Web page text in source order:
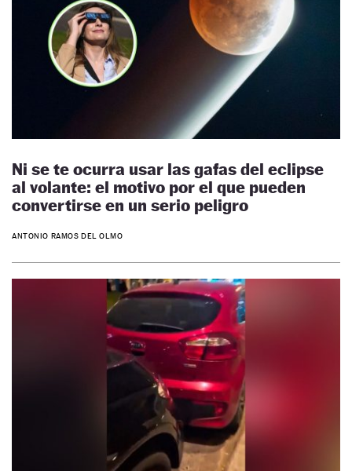
Ni se te ocurra usar las gafas del eclipse
al volante: el motivo por el que pueden
convertirse en un serio peligro
ANTONIO RAMOS DEL OLMO